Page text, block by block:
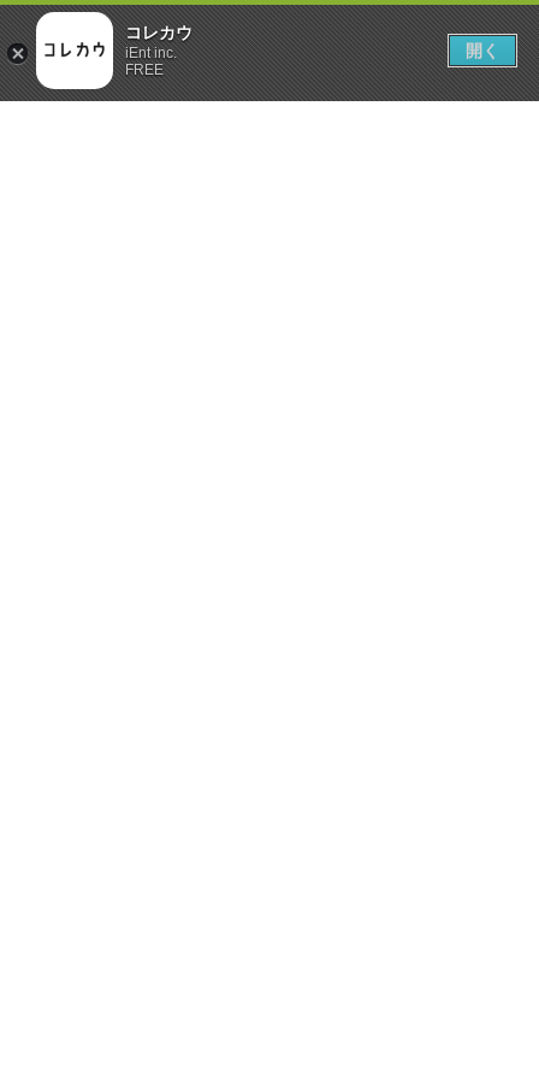
コレカウ
iEnt inc.
FREE
開く